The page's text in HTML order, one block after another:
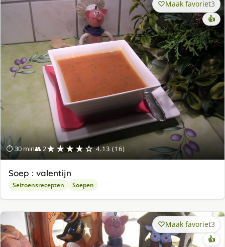
⏱ 30 min👥 2★★★★☆ 4.13 (16)
Maak favoriet3
👍
Soep : valentijn
Seizoensrecepten Soepen
Maak favoriet3
👍